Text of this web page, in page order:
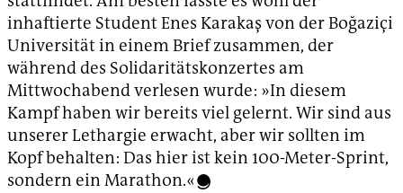
inhaftierte Student Enes Karakaş von der Boğaziçi
Universität in einem Brief zusammen, der
während des Solidaritätskonzertes am
Mittwochabend verlesen wurde: »In diesem
Kampf haben wir bereits viel gelernt. Wir sind aus
unserer Lethargie erwacht, aber wir sollten im
Kopf behalten: Das hier ist kein 100-Meter-Sprint,
sondern ein Marathon.«